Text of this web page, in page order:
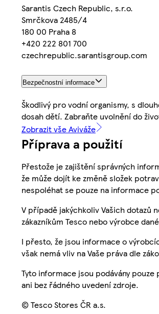
Sarantis Czech Republic, s.r.o.
Smrčkova 2485/4
180 00 Praha 8
+420 222 801 700
czechrepublic.sarantisgroup.com
Bezpečnostní informace
Škodlivý pro vodní organismy, s
dosah dětí. Zabraňte uvolnění do
Zobrazit vše Aviváže
Příprava a použití
Přestože je zajištění správných
že může dojít ke změně složek
nespoléhat se pouze na informace
V případě jakýchkoliv Vašich dotazů
zákazníkům Tesco nebo výrobce
I přesto, že jsou informace o
však nemá vliv na Vaše práva dle
Tyto informace jsou podávány
ani bez řádného uvedení zdroje.
© Tesco Stores ČR a.s.